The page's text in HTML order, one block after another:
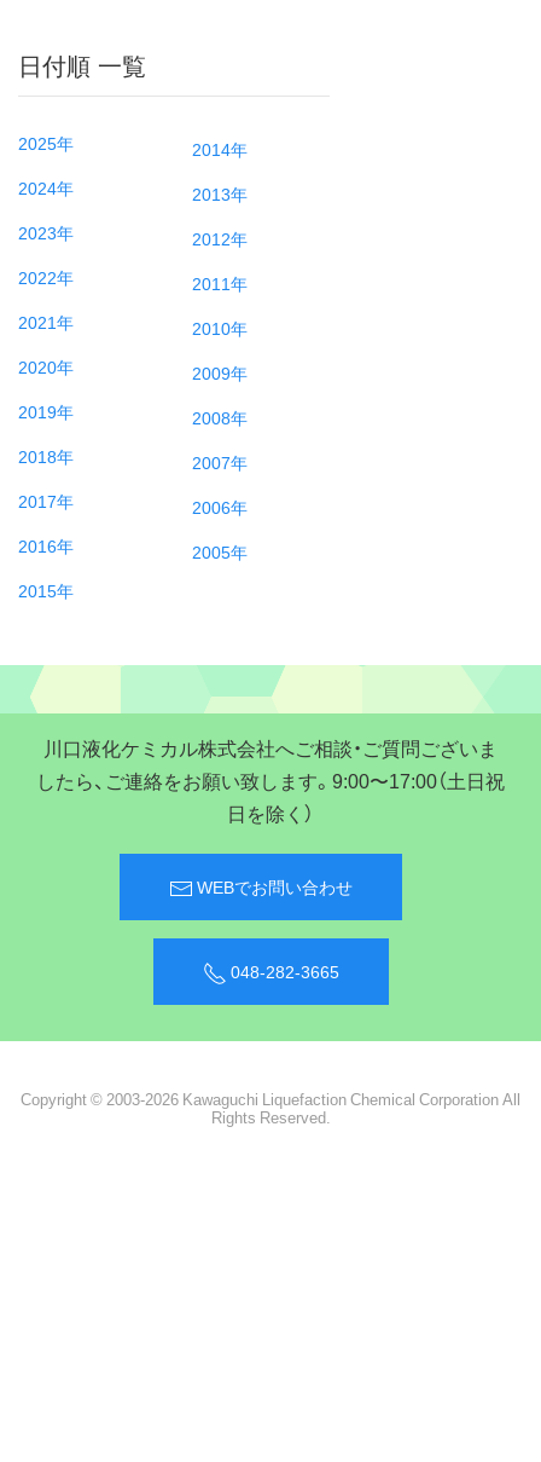
日付順 一覧
2025年
2024年
2023年
2022年
2021年
2020年
2019年
2018年
2017年
2016年
2015年
2014年
2013年
2012年
2011年
2010年
2009年
2008年
2007年
2006年
2005年
川口液化ケミカル株式会社へご相談・ご質問ございま
したら、ご連絡をお願い致します。9:00〜17:00（土日祝
日を除く）
WEBでお問い合わせ
048-282-3665
Copyright © 2003-2026 Kawaguchi Liquefaction Chemical Corporation All
Rights Reserved.